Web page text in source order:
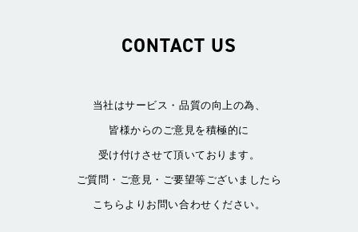
CONTACT US
当社はサービス・品質の向上の為、
皆様からのご意見を積極的に
受け付けさせて頂いております。
ご質問・ご意見・ご要望等ございましたら
こちらよりお問い合わせください。